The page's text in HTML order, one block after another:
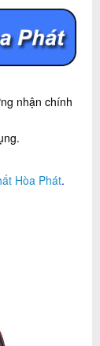
nhận chính
Hòa Phát.